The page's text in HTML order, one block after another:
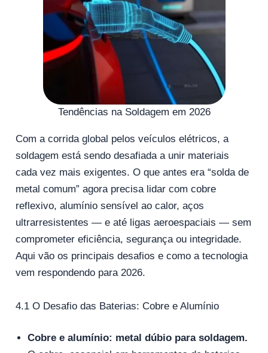
Tendências na Soldagem em 2026
Com a corrida global pelos veículos elétricos, a
soldagem está sendo desafiada a unir materiais
cada vez mais exigentes. O que antes era “solda de
metal comum” agora precisa lidar com cobre
reflexivo, alumínio sensível ao calor, aços
ultrarresistentes — e até ligas aeroespaciais — sem
comprometer eficiência, segurança ou integridade.
Aqui vão os principais desafios e como a tecnologia
vem respondendo para 2026.
4.1 O Desafio das Baterias: Cobre e Alumínio
Cobre e alumínio: metal dúbio para soldagem.